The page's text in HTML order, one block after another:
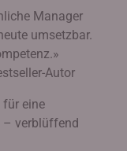
Manager
umsetzbar.
Autor
für eine
– verblüffend